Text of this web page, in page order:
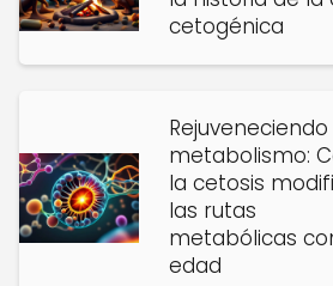
cetogénica
metabolismo:
la cetosis
las rutas
metabólicas
edad